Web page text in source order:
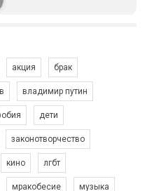
підрозділи
акция брак
владимир путин
дети
законотворчество
кино лгбт
мракобесие музыка